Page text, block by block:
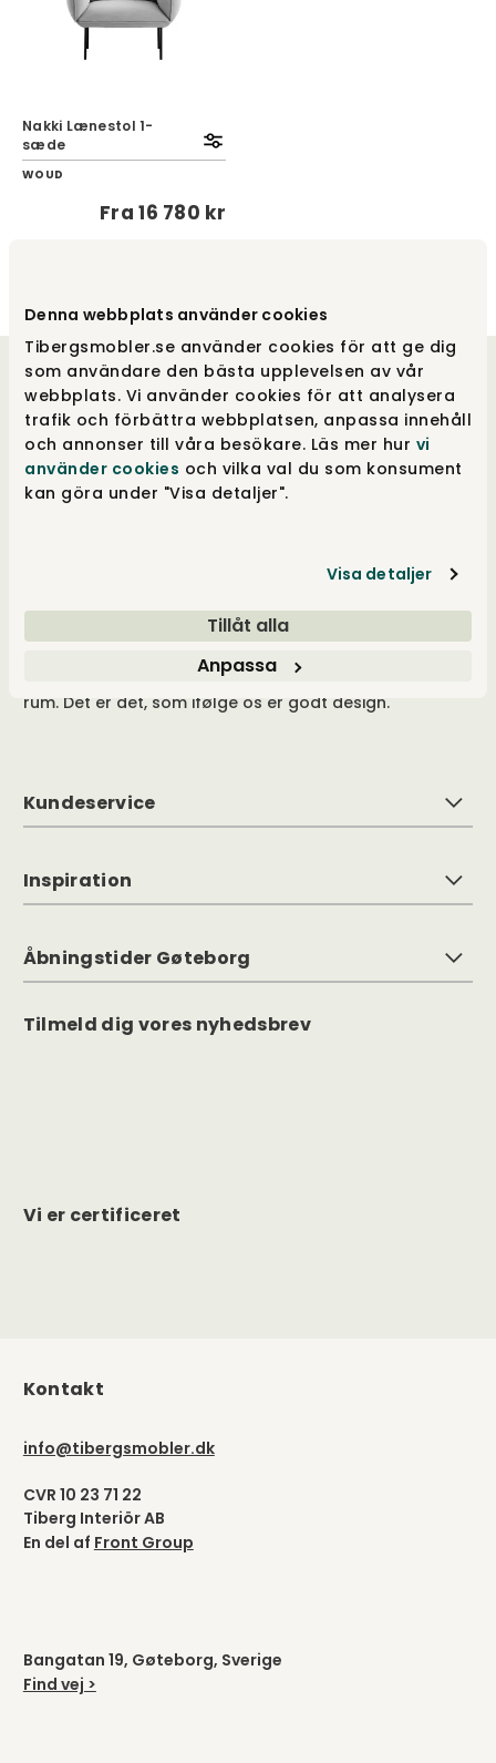
Denna webbplats använder cookies
Tibergsmobler.se använder cookies för att ge dig
som användare den bästa upplevelsen av vår
webbplats. Vi använder cookies för att analysera
trafik och förbättra webbplatsen, anpassa innehåll
och annonser till våra besökare. Läs mer hur vi
använder cookies och vilka val du som konsument
kan göra under "Visa detaljer".
Visa detaljer
Tillåt alla
Anpassa
Nakki Lænestol 1-
sæde
WOUD
Fra16 780 kr
Velkommen til os
Vores hjerter banker for godt design, og vores
drivkraft ligger i at tilbyde et unikt udvalg og
samtidig give merværdi i form af viden, følelse
med alle vores indkøb, for at kunne tilbyde
stor valgfrihed i både stort og småt. Vi hæver
hele tiden barren for vores mål og bliver
aldrig trætte i vores bestræbelse på at øge
oplevelsen ved hver kontakt med os. Visionen
er at have noget, der passer til alle, for alle
rum. Det er det, som ifølge os er godt design.
Kundeservice
Inspiration
Åbningstider Gøteborg
Tilmeld dig vores nyhedsbrev
Vi er certificeret
Kontakt
info@tibergsmobler.dk
CVR 10 23 71 22
Tiberg Interiör AB
En del af Front Group
Bangatan 19, Gøteborg, Sverige
Find vej >